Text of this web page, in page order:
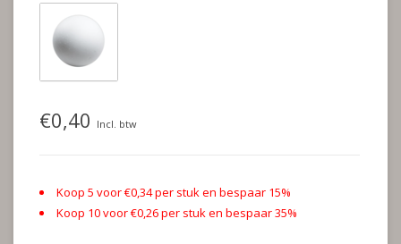
€0,40 Incl. btw
Koop 5 voor €0,34 per stuk en bespaar 15%
Koop 10 voor €0,26 per stuk en bespaar 35%